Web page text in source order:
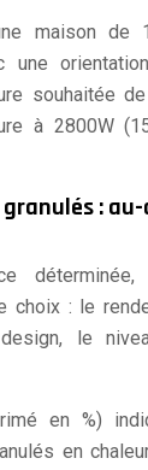
maison de
une
souhaitée
à 2800W
:
déterminée,
choix : le
design, le
en %)
en